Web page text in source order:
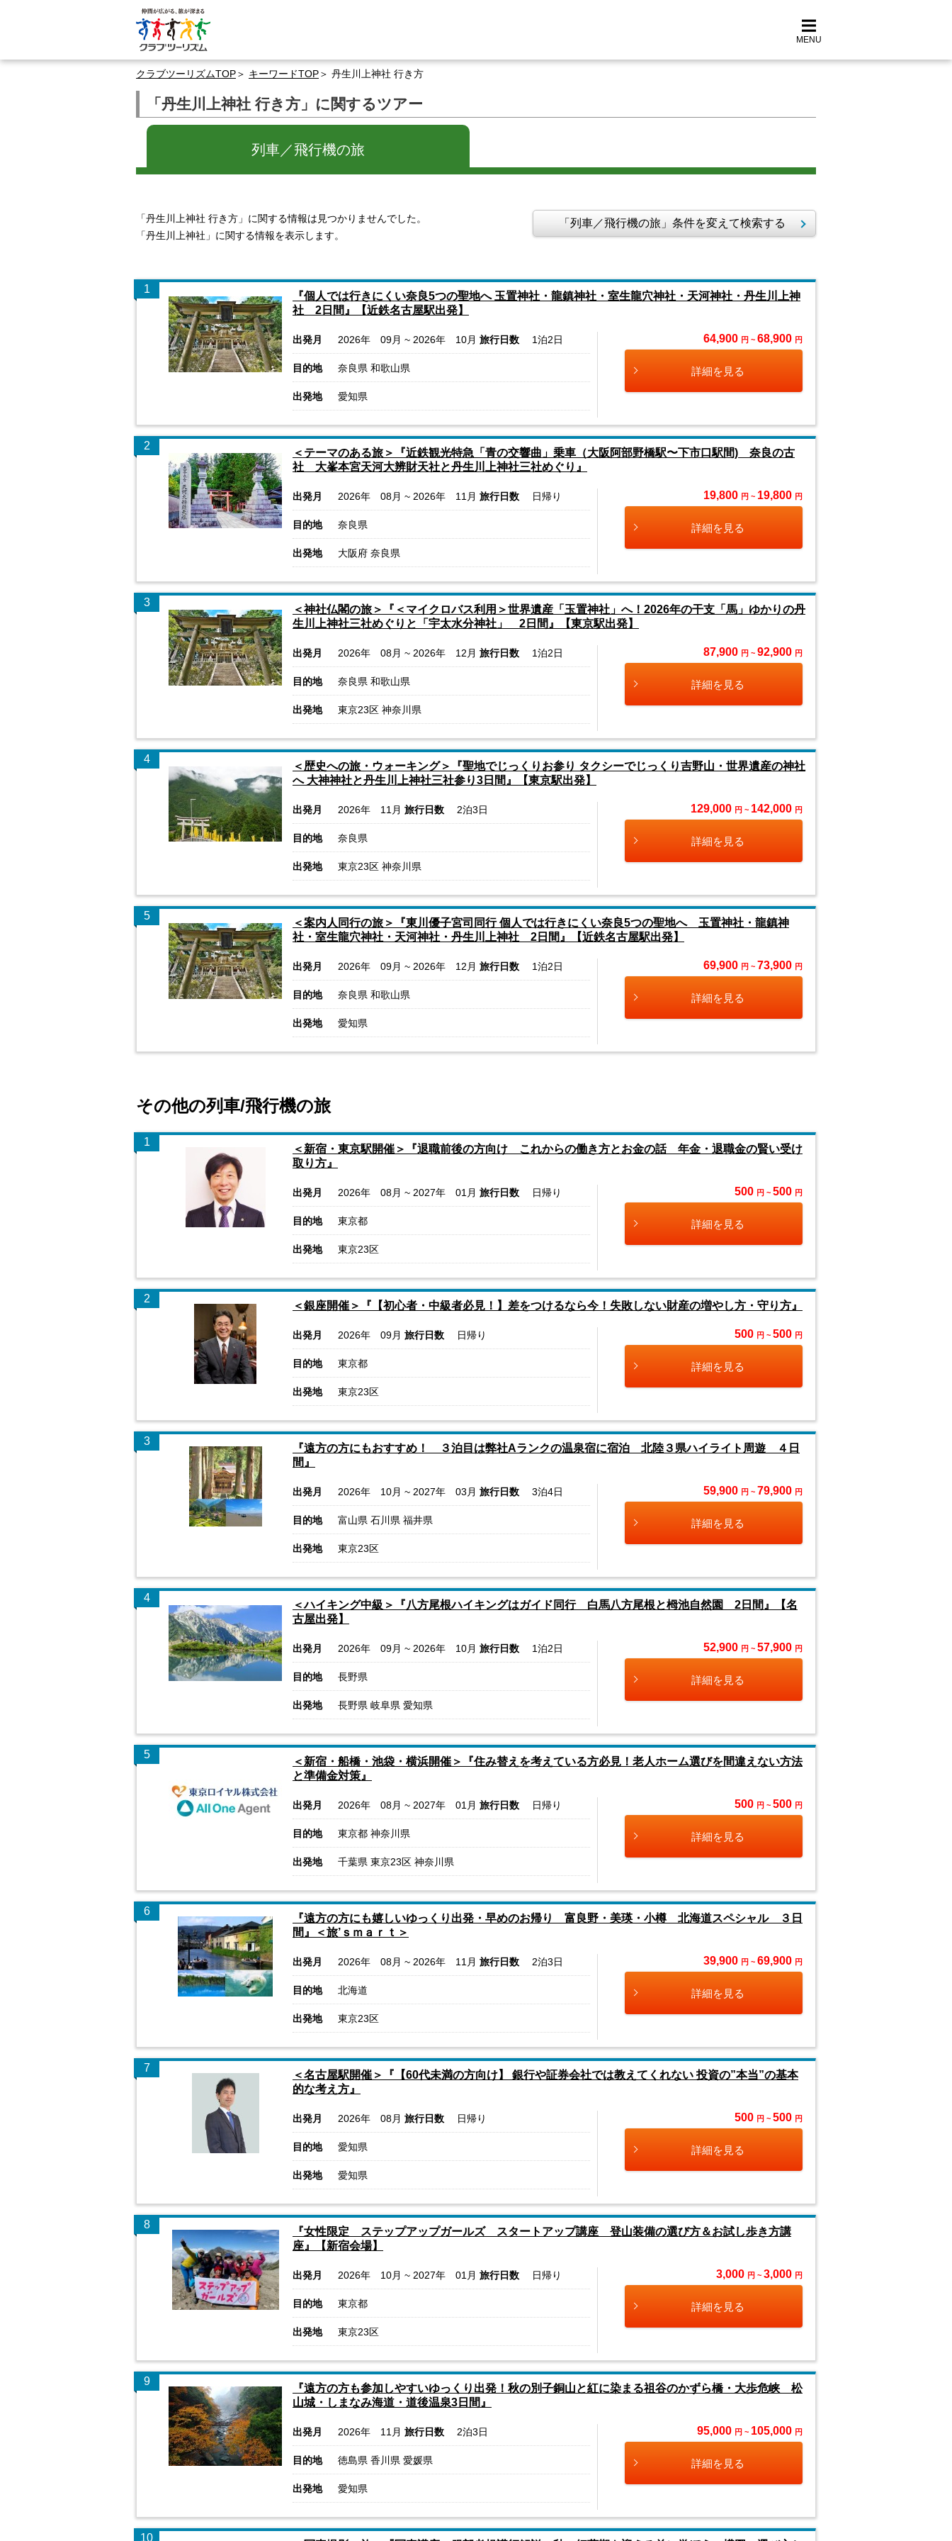
MENU
クラブツーリズムTOP キーワードTOP 丹生川上神社 行き方
「丹生川上神社 行き方」に関するツアー
列車／飛行機の旅
「丹生川上神社 行き方」に関する情報は見つかりませんでした。
「丹生川上神社」に関する情報を表示します。
「列車／飛行機の旅」条件を変えて検索する
1
『個人では行きにくい奈良5つの聖地へ 玉置神社・龍鎮神社・室生龍穴神社・天河神社・丹生川上神
社 2日間』【近鉄名古屋駅出発】
出発月 2026年 09月 ~ 2026年 10月 旅行日数 1泊2日
目的地 奈良県 和歌山県
出発地 愛知県
64,900 円 ~ 68,900 円
詳細を見る
2
＜テーマのある旅＞『近鉄観光特急「青の交響曲」乗車（大阪阿部野橋駅〜下市口駅間) 奈良の古
社 大峯本宮天河大辨財天社と丹生川上神社三社めぐり』
出発月 2026年 08月 ~ 2026年 11月 旅行日数 日帰り
目的地 奈良県
出発地 大阪府 奈良県
19,800 円 ~ 19,800 円
詳細を見る
3
＜神社仏閣の旅＞『＜マイクロバス利用＞世界遺産「玉置神社」へ！2026年の干支「馬」ゆかりの丹
生川上神社三社めぐりと「宇太水分神社」 2日間』【東京駅出発】
出発月 2026年 08月 ~ 2026年 12月 旅行日数 1泊2日
目的地 奈良県 和歌山県
出発地 東京23区 神奈川県
87,900 円 ~ 92,900 円
詳細を見る
4
＜歴史への旅・ウォーキング＞『聖地でじっくりお参り タクシーでじっくり吉野山・世界遺産の神社
へ 大神神社と丹生川上神社三社参り3日間』【東京駅出発】
出発月 2026年 11月 旅行日数 2泊3日
目的地 奈良県
出発地 東京23区 神奈川県
129,000 円 ~ 142,000 円
詳細を見る
5
＜案内人同行の旅＞『東川優子宮司同行 個人では行きにくい奈良5つの聖地へ 玉置神社・龍鎮神
社・室生龍穴神社・天河神社・丹生川上神社 2日間』【近鉄名古屋駅出発】
出発月 2026年 09月 ~ 2026年 12月 旅行日数 1泊2日
目的地 奈良県 和歌山県
出発地 愛知県
69,900 円 ~ 73,900 円
詳細を見る
その他の列車/飛行機の旅
1
＜新宿・東京駅開催＞『退職前後の方向け これからの働き方とお金の話 年金・退職金の賢い受け
取り方』
出発月 2026年 08月 ~ 2027年 01月 旅行日数 日帰り
目的地 東京都
出発地 東京23区
500 円 ~ 500 円
詳細を見る
2
＜銀座開催＞『【初心者・中級者必見！】差をつけるなら今！失敗しない財産の増やし方・守り方』
出発月 2026年 09月 旅行日数 日帰り
目的地 東京都
出発地 東京23区
500 円 ~ 500 円
詳細を見る
3
『遠方の方にもおすすめ！ ３泊目は弊社Aランクの温泉宿に宿泊 北陸３県ハイライト周遊 ４日
間』
出発月 2026年 10月 ~ 2027年 03月 旅行日数 3泊4日
目的地 富山県 石川県 福井県
出発地 東京23区
59,900 円 ~ 79,900 円
詳細を見る
4
＜ハイキング中級＞『八方尾根ハイキングはガイド同行 白馬八方尾根と栂池自然園 2日間』【名
古屋出発】
出発月 2026年 09月 ~ 2026年 10月 旅行日数 1泊2日
目的地 長野県
出発地 長野県 岐阜県 愛知県
52,900 円 ~ 57,900 円
詳細を見る
5
＜新宿・船橋・池袋・横浜開催＞『住み替えを考えている方必見！老人ホーム選びを間違えない方法
と準備金対策』
出発月 2026年 08月 ~ 2027年 01月 旅行日数 日帰り
目的地 東京都 神奈川県
出発地 千葉県 東京23区 神奈川県
500 円 ~ 500 円
詳細を見る
6
『遠方の方にも嬉しいゆっくり出発・早めのお帰り 富良野・美瑛・小樽 北海道スペシャル ３日
間』＜旅’ｓｍａｒｔ＞
出発月 2026年 08月 ~ 2026年 11月 旅行日数 2泊3日
目的地 北海道
出発地 東京23区
39,900 円 ~ 69,900 円
詳細を見る
7
＜名古屋駅開催＞『【60代未満の方向け】 銀行や証券会社では教えてくれない 投資の”本当”の基本
的な考え方』
出発月 2026年 08月 旅行日数 日帰り
目的地 愛知県
出発地 愛知県
500 円 ~ 500 円
詳細を見る
8
『女性限定 ステップアップガールズ スタートアップ講座 登山装備の選び方＆お試し歩き方講
座』【新宿会場】
出発月 2026年 10月 ~ 2027年 01月 旅行日数 日帰り
目的地 東京都
出発地 東京23区
3,000 円 ~ 3,000 円
詳細を見る
9
『遠方の方も参加しやすいゆっくり出発！秋の別子銅山と紅に染まる祖谷のかずら橋・大歩危峡 松
山城・しまなみ海道・道後温泉3日間』
出発月 2026年 11月 旅行日数 2泊3日
目的地 徳島県 香川県 愛媛県
出発地 愛知県
95,000 円 ~ 105,000 円
詳細を見る
10